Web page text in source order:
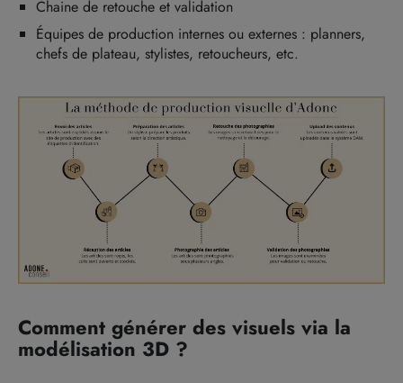
Chaine de retouche et validation
Équipes de production internes ou externes : planners,
chefs de plateau, stylistes, retoucheurs, etc.
Comment générer des visuels via la
modélisation 3D ?